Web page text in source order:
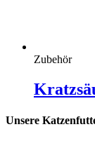
Zubehör
Unsere